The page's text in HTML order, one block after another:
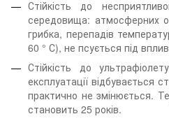
Стійкість до
середовища: атмосферних
грибка, перепадів
60 ° С), не псується під
Стійкість до
експлуатації відбувається
практично не змінюється.
становить 25 років.